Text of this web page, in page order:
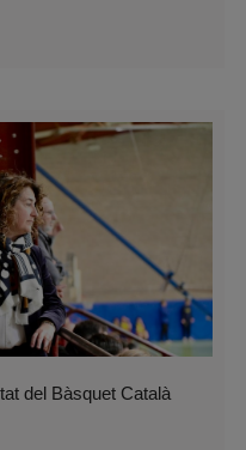
del Bàsquet Català